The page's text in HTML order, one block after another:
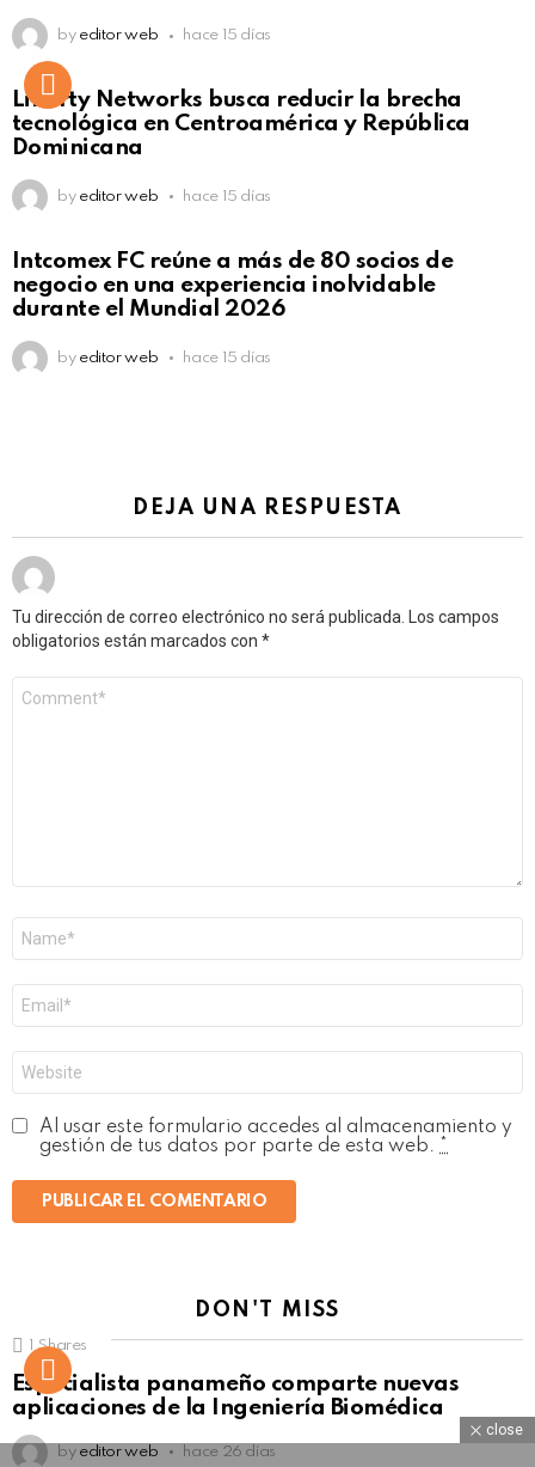
by editor web hace 15 días
Liberty Networks busca reducir la brecha
tecnológica en Centroamérica y República
Dominicana
by editor web hace 15 días
Intcomex FC reúne a más de 80 socios de
negocio en una experiencia inolvidable
durante el Mundial 2026
by editor web hace 15 días
DEJA UNA RESPUESTA
Tu dirección de correo electrónico no será publicada.
Los campos
obligatorios están marcados con *
electrónico
*
Al usar este formulario accedes al almacenamiento y
gestión de tus datos por parte de esta web.
DON'T MISS
Click to view this post
1 Shares
Especialista panameño comparte nuevas
aplicaciones de la Ingeniería Biomédica
by editor web hace 26 días
close